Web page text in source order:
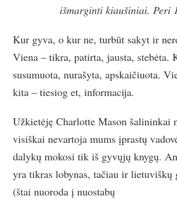
išmarginti kiaušiniai. Peri
Kur gyva, o kur ne, turbūt sakyt ir
Viena – tikra, patirta, jausta, stebėta.
susumuota, nurašyta, apskaičiuota.
kita – tiesiog et, informacija.
Užkietėję Charlotte Mason šalininkai
visiškai nevartoja mums įprastų
dalykų mokosi tik iš gyvųjų knygų.
yra tikras lobynas, tačiau ir lietuviškų
(štai nuoroda į nuostabų